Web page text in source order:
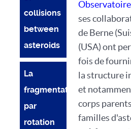
collisions
between
asteroids
La
fragmentation
par
rotation
ses
de Berne
(USA) ont
fois de
la structure
et
corps
familles